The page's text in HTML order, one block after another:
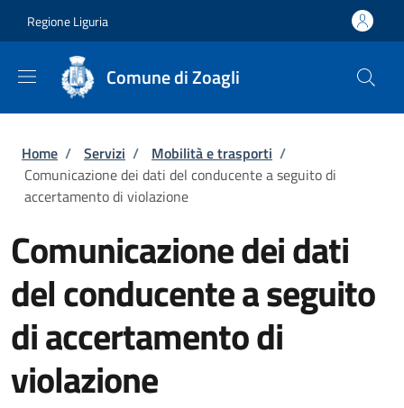
Regione Liguria
Comune di Zoagli
Briciole di pane
Home / Servizi / Mobilità e trasporti /
Comunicazione dei dati del conducente a seguito di
accertamento di violazione
Comunicazione dei dati
del conducente a seguito
di accertamento di
violazione